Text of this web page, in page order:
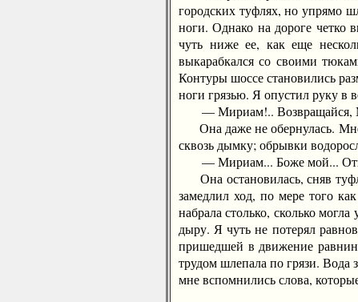
городских туфлях, но упрямо
ноги. Однако на дороге четко
чуть ниже ее, как еще
выкарабкался со своими
Контуры шоссе становились
ноги грязью. Я опустил руку в
— Мириам!.. Возвращайся,
Она даже не обернулась. Мне
сквозь дымку; обрывки
— Мириам... Боже мой...
Она остановилась, сняв
замедлил ход, по мере того
набрала столько, сколько
дыру. Я чуть не потерял
пришедшей в движение
трудом шлепала по грязи. Вода
мне вспомнились слова,